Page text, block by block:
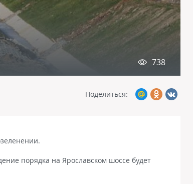
738
Поделиться:
порядка на Ярославском шоссе будет